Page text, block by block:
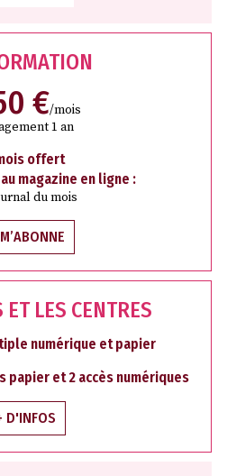
€/mois
1 an
offert
magazine en ligne :
du mois
ET LES CENTRES
numérique et papier
papier et 2 accès numériques
D'INFOS